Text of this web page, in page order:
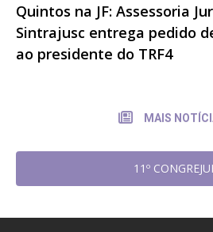
Quintos na JF: Assessoria
Sintrajusc entrega pedido
ao presidente do TRF4
MAIS
11º